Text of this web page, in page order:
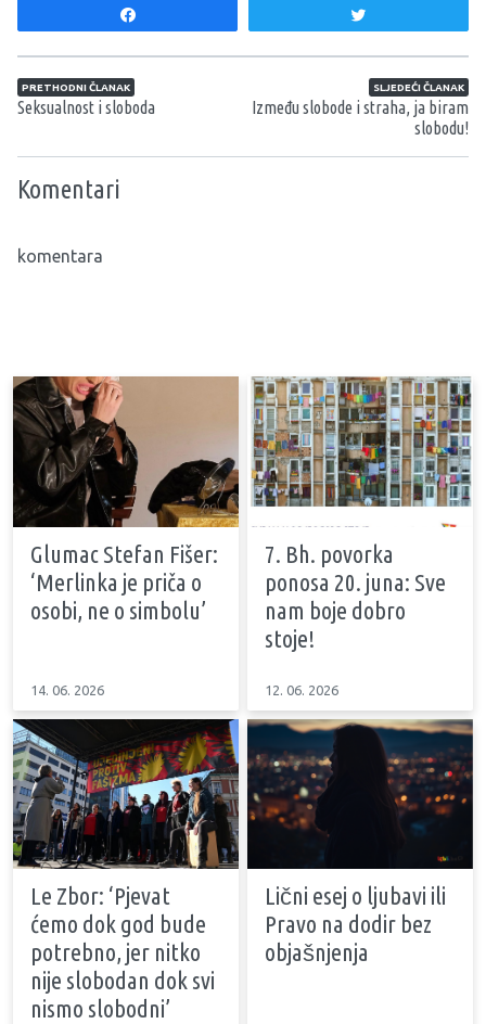
Navigacija članaka
PRETHODNI ČLANAK
Seksualnost i sloboda
SLJEDEĆI ČLANAK
Između slobode i straha, ja biram
slobodu!
Komentari
komentara
Glumac Stefan Fišer:
‘Merlinka je priča o
osobi, ne o simbolu’
14. 06. 2026
7. Bh. povorka
ponosa 20. juna: Sve
nam boje dobro
stoje!
12. 06. 2026
Le Zbor: ‘Pjevat
ćemo dok god bude
potrebno, jer nitko
nije slobodan dok svi
nismo slobodni’
Lični esej o ljubavi ili
Pravo na dodir bez
objašnjenja